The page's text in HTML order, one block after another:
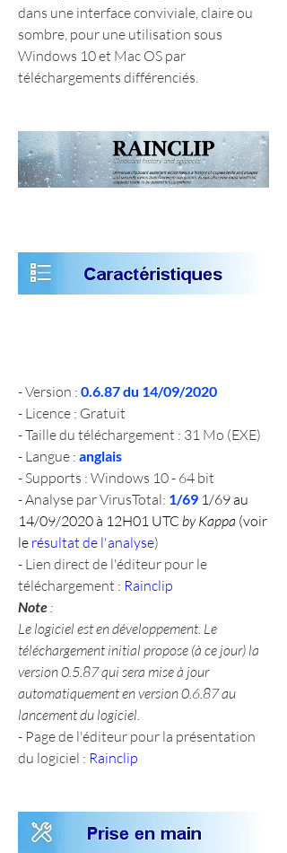
dans une interface conviviale, claire ou
sombre, pour une utilisation sous
Windows 10 et Mac OS par
téléchargements différenciés.
- Version : 0.6.87 du 14/09/2020
- Licence : Gratuit
- Taille du téléchargement : 31 Mo (EXE)
- Langue : anglais
- Supports : Windows 10 - 64 bit
- Analyse par VirusTotal: 1/69 1/69 au
14/09/2020 à 12H01 UTC by Kappa (voir
le résultat de l'analyse)
- Lien direct de l'éditeur pour le
téléchargement : Rainclip
Note :
Le logiciel est en développement. Le
téléchargement initial propose (à ce jour) la
version 0.5.87 qui sera mise à jour
automatiquement en version 0.6.87 au
lancement du logiciel.
- Page de l'éditeur pour la présentation
du logiciel : Rainclip